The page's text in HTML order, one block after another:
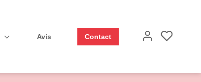
Avis Contact